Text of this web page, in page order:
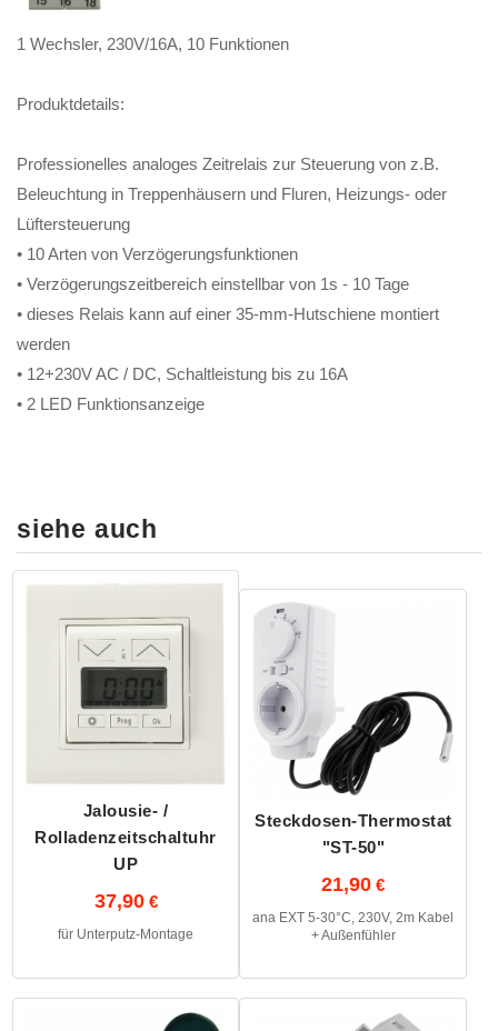
1 Wechsler, 230V/16A, 10 Funktionen
Produktdetails:
Professionelles analoges Zeitrelais zur Steuerung von z.B.
Beleuchtung in Treppenhäusern und Fluren, Heizungs- oder
Lüftersteuerung
• 10 Arten von Verzögerungsfunktionen
• Verzögerungszeitbereich einstellbar von 1s - 10 Tage
• dieses Relais kann auf einer 35-mm-Hutschiene montiert
werden
• 12+230V AC / DC, Schaltleistung bis zu 16A
• 2 LED Funktionsanzeige
siehe auch
Jalousie- /
Rolladenzeitschaltuhr
UP
37,90
für Unterputz-Montage
Steckdosen-Thermostat
"ST-50"
21,90
ana EXT 5-30°C, 230V, 2m Kabel
+ Außenfühler